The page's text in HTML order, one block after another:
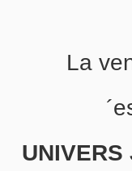
La